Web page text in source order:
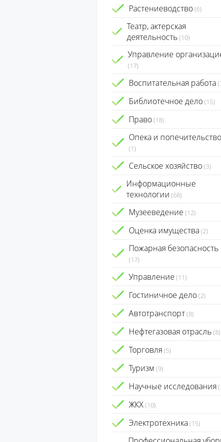
Растениеводство(6)
Театр, актерская
деятельность(10)
Управление
(17)
Воспитательная работа
Библиотечное дело(15)
Право(18)
Опека и попечительство
(1)
Сельское хозяйство(3)
Информационные
технологии (68)
Музееведение (12)
Оценка имущества(2)
Пожарная безопасность
(17)
Управление (11)
Гостиничное дело(2)
Автотранспорт(8)
Нефтегазовая отрасль(8)
Торговля (5)
Туризм (9)
Научные исследования
ЖКХ(10)
Электротехника(15)